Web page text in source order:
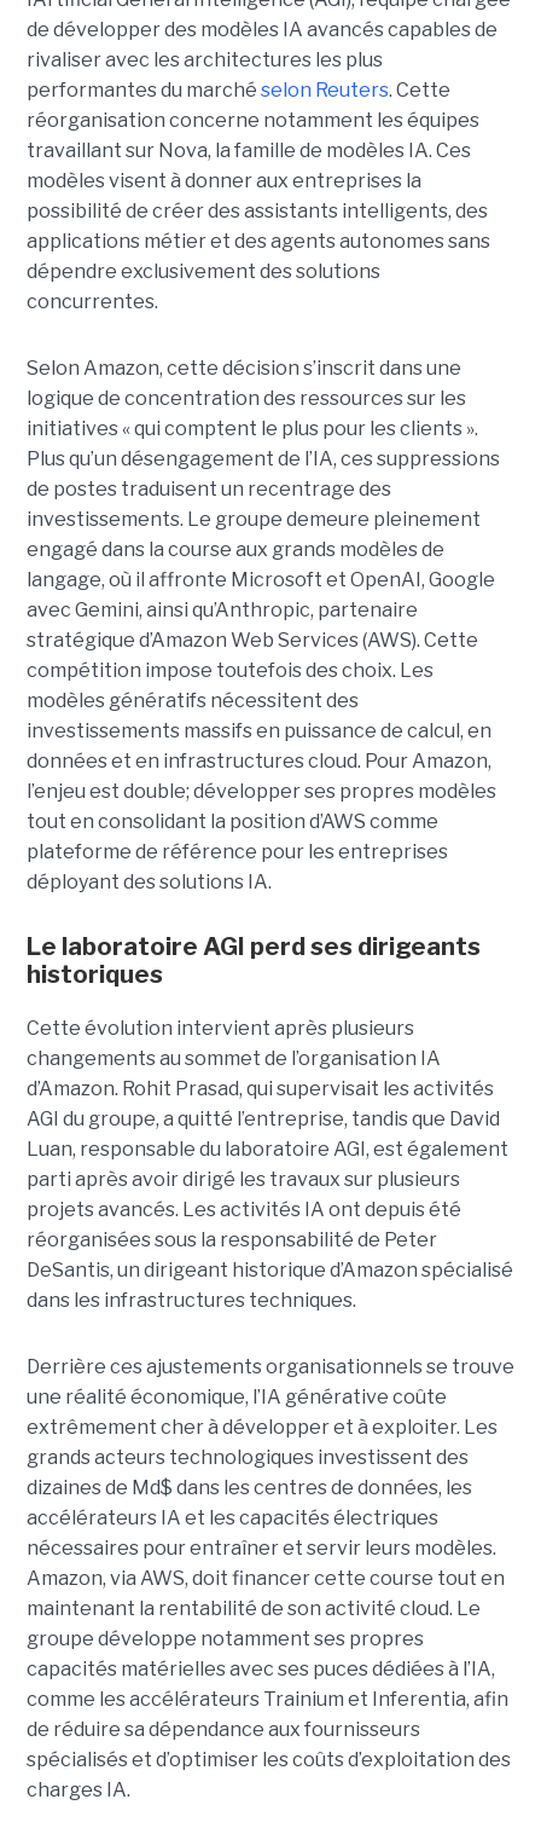
de développer des modèles IA avancés capables de
rivaliser avec les architectures les plus
performantes du marché selon Reuters. Cette
réorganisation concerne notamment les équipes
travaillant sur Nova, la famille de modèles IA. Ces
modèles visent à donner aux entreprises la
possibilité de créer des assistants intelligents, des
applications métier et des agents autonomes sans
dépendre exclusivement des solutions
concurrentes.
Selon Amazon, cette décision s’inscrit dans une
logique de concentration des ressources sur les
initiatives « qui comptent le plus pour les clients ».
Plus qu’un désengagement de l’IA, ces suppressions
de postes traduisent un recentrage des
investissements. Le groupe demeure pleinement
engagé dans la course aux grands modèles de
langage, où il affronte Microsoft et OpenAI, Google
avec Gemini, ainsi qu’Anthropic, partenaire
stratégique d’Amazon Web Services (AWS). Cette
compétition impose toutefois des choix. Les
modèles génératifs nécessitent des
investissements massifs en puissance de calcul, en
données et en infrastructures cloud. Pour Amazon,
l’enjeu est double; développer ses propres modèles
tout en consolidant la position d’AWS comme
plateforme de référence pour les entreprises
déployant des solutions IA.
Le laboratoire AGI perd ses dirigeants
historiques
Cette évolution intervient après plusieurs
changements au sommet de l’organisation IA
d’Amazon. Rohit Prasad, qui supervisait les activités
AGI du groupe, a quitté l’entreprise, tandis que David
Luan, responsable du laboratoire AGI, est également
parti après avoir dirigé les travaux sur plusieurs
projets avancés. Les activités IA ont depuis été
réorganisées sous la responsabilité de Peter
DeSantis, un dirigeant historique d’Amazon spécialisé
dans les infrastructures techniques.
Derrière ces ajustements organisationnels se trouve
une réalité économique, l’IA générative coûte
extrêmement cher à développer et à exploiter. Les
grands acteurs technologiques investissent des
dizaines de Md$ dans les centres de données, les
accélérateurs IA et les capacités électriques
nécessaires pour entraîner et servir leurs modèles.
Amazon, via AWS, doit financer cette course tout en
maintenant la rentabilité de son activité cloud. Le
groupe développe notamment ses propres
capacités matérielles avec ses puces dédiées à l’IA,
comme les accélérateurs Trainium et Inferentia, afin
de réduire sa dépendance aux fournisseurs
spécialisés et d’optimiser les coûts d’exploitation des
charges IA.